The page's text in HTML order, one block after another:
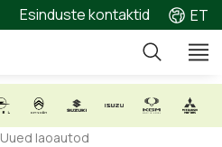
Esinduste kontaktid ET
Uued laoautod